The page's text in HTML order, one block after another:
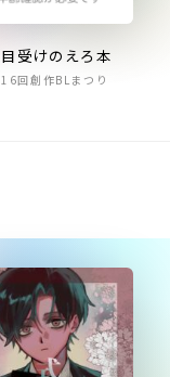
受けのえろ本
回創作BLまつり